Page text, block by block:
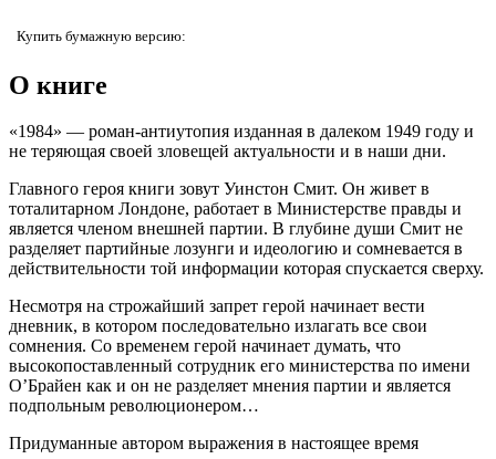
Купить бумажную версию:
О книге
«1984» — роман-антиутопия изданная в далеком 1949 году и
не теряющая своей зловещей актуальности и в наши дни.
Главного героя книги зовут Уинстон Смит. Он живет в
тоталитарном Лондоне, работает в Министерстве правды и
является членом внешней партии. В глубине души Смит не
разделяет партийные лозунги и идеологию и сомневается в
действительности той информации которая спускается сверху.
Несмотря на строжайший запрет герой начинает вести
дневник, в котором последовательно излагать все свои
сомнения. Со временем герой начинает думать, что
высокопоставленный сотрудник его министерства по имени
О’Брайен как и он не разделяет мнения партии и является
подпольным революционером…
Придуманные автором выражения в настоящее время